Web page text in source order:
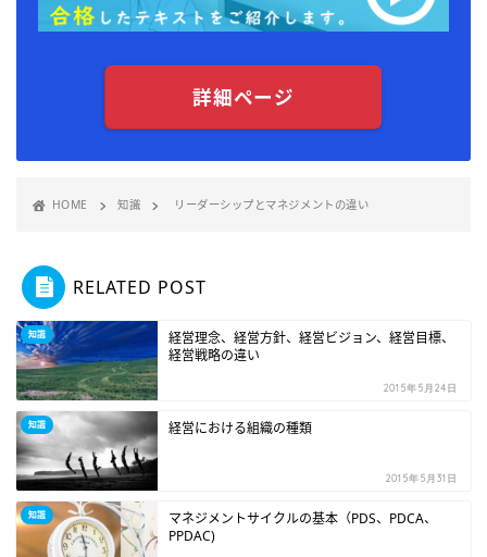
詳細ページ
HOME 知識 リーダーシップとマネジメントの違い
RELATED POST
知識
経営理念、経営方針、経営ビジョン、経営目標、
経営戦略の違い
2015年5月24日
知識 経営における組織の種類
2015年5月31日
知識
マネジメントサイクルの基本（PDS、PDCA、
PPDAC)